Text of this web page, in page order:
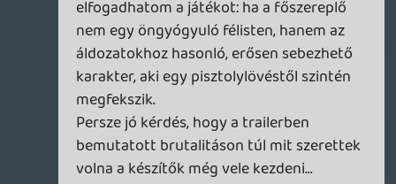
Warhawk 2014.11.05 15:05:55 #07gv1
Valószínűleg engem hiányolt, mert én is
inkább a heves érzelmi kitörések előtt
állok értetlenül, semmint az adott
produktum előtt. Mármint: abban az
iparágban, ahol a játékok 90%-ban az
jelenti az előrehaladást ha így vagy úgy, de
megölsz valaki(ke)t, nagyon naivnak kell
lenni ahhoz, hogy ne lássuk előre, hogy